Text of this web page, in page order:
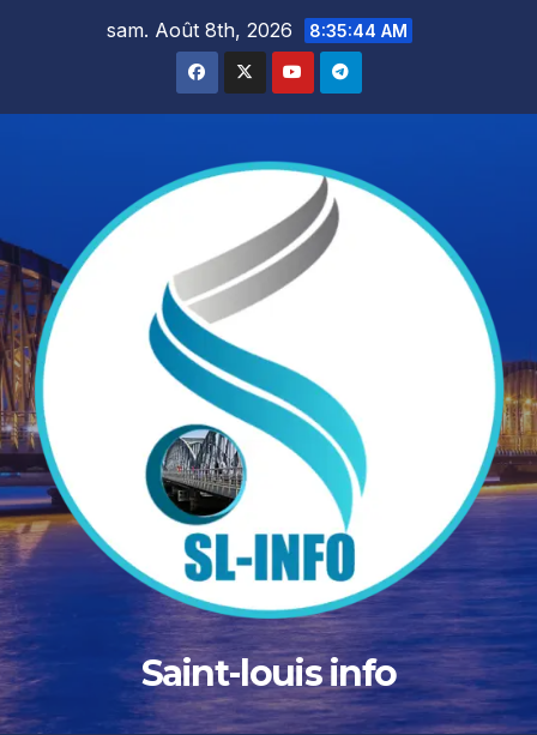
sam. Août 8th, 2026 8:35:45 AM
Saint-louis info